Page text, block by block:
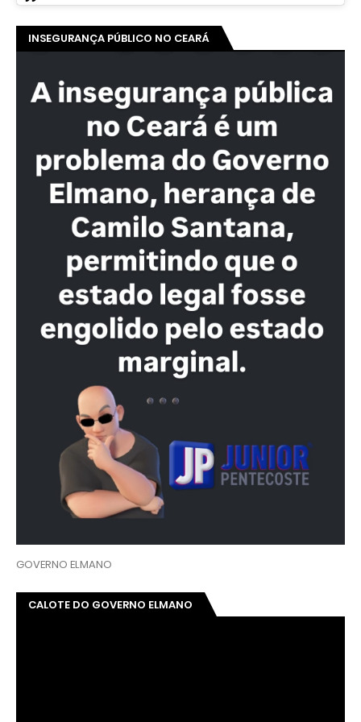
INSEGURANÇA PÚBLICO NO CEARÁ
GOVERNO ELMANO
CALOTE DO GOVERNO ELMANO